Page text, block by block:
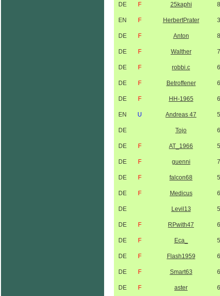
DE F 25kaphi
EN F HerbertPrater
DE F Anton
DE F Walther
DE F robbi.c
DE F Betroffener
DE F HH-1965
EN U Andreas 47
DE Tojo
DE F AT_1966
DE F guenni
DE F falcon68
DE F Medicus
DE Levil13
DE F RPwith47
DE F Eca_
DE F Flash1959
DE F Smart63
DE F aster